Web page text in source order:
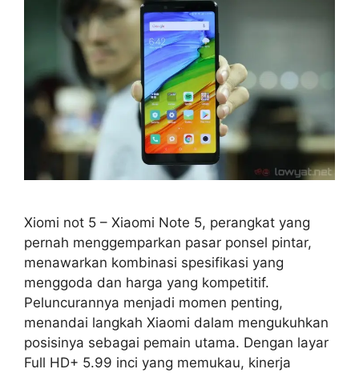
Xiomi not 5 – Xiaomi Note 5, perangkat yang
pernah menggemparkan pasar ponsel pintar,
menawarkan kombinasi spesifikasi yang
menggoda dan harga yang kompetitif.
Peluncurannya menjadi momen penting,
menandai langkah Xiaomi dalam mengukuhkan
posisinya sebagai pemain utama. Dengan layar
Full HD+ 5.99 inci yang memukau, kinerja